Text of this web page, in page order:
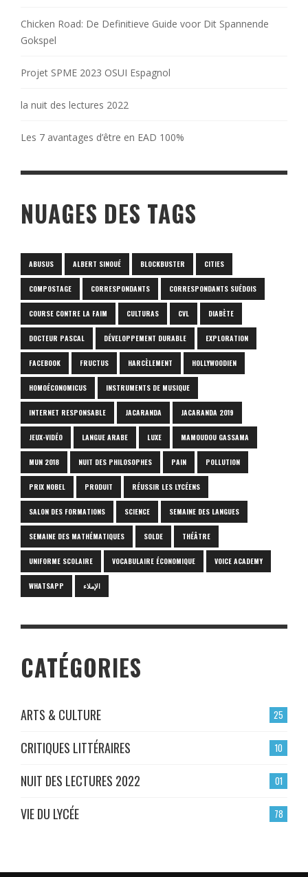
Chicken Road: De Definitieve Guide voor Dit Spannende
Gokspel
Projet SPME 2023 OSUI Espagnol
la nuit des lectures 2022
Les 7 avantages d’être en EAD 100%
NUAGES DES TAGS
ABUSUS ALBERT SINOUÉ BLOCKBUSTER CITIES
COMPOSTAGE CORRESPONDANTS CORRESPONDANTS SUÉDOIS
COURSE CONTRE LA FAIM CULTURAS CVL DIABÈTE
DOCTEUR PASCAL DÉVELOPPEMENT DURABLE EXPLORATION
FACEBOOK FRUCTUS HARCÈLEMENT HOLLYWOODIEN
HOMOÉCONOMICUS INSTRUMENTS DE MUSIQUE
INTERNET RESPONSABLE JACARANDA JACARANDA 2019
JEUX-VIDÉO LANGUE ARABE LUXE MAMOUDOU GASSAMA
MUN 2018 NUIT DES PHILOSOPHES PAIN POLLUTION
PRIX NOBEL PRODUIT RÉUSSIR LES LYCÉENS
SALON DES FORMATIONS SCIENCE SEMAINE DES LANGUES
SEMAINE DES MATHÉMATIQUES SOLDE THÉÂTRE
UNIFORME SCOLAIRE VOCABULAIRE ÉCONOMIQUE VOICE ACADEMY
WHATSAPP الإملاء
CATÉGORIES
25
ARTS & CULTURE
10
CRITIQUES LITTÉRAIRES
01
NUIT DES LECTURES 2022
78
VIE DU LYCÉE